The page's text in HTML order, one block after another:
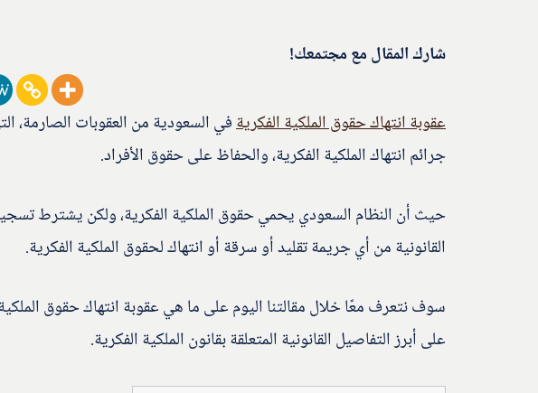
شارك المقال مع مجتمعك!
عقوبة انتهاك حقوق الملكية الفكريةفي السعودية من العقوبات الصارمة،
جرائم انتهاك الملكية الفكرية، والحفاظ على حقوق الأفراد.
حيث أن النظام السعودي يحمي حقوق الملكية الفكرية، ولكن يشترط
القانونية من أي جريمة تقليد أو سرقة أو انتهاك لحقوق الملكية الفكرية.
سوف نتعرف معًا خلال مقالتنا اليوم على ما هي عقوبة انتهاك حقوق
على أبرز التفاصيل القانونية المتعلقة بقانون الملكية الفكرية.